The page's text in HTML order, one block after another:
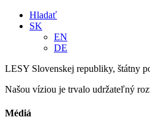
Hladať
SK
EN
DE
LESY Slovenskej republiky, štátny
Našou víziou je trvalo udržateľný
Médiá